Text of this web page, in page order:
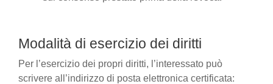
Modalità di esercizio dei diritti
Per l’esercizio dei propri diritti, l’interessato può
scrivere all’indirizzo di posta elettronica certificata: